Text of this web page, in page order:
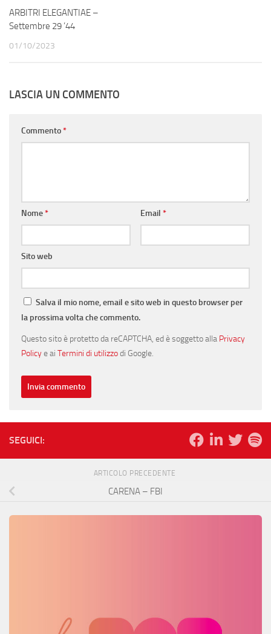
ARBITRI ELEGANTIAE –
Settembre 29 ’44
01/10/2023
LASCIA UN COMMENTO
Commento*
Nome* Email *
Sito web
Salva il mio nome, email e sito web in questo browser per
la prossima volta che commento.
Questo sito è protetto da reCAPTCHA, ed è soggetto alla Privacy
Policye ai Termini di utilizzodi Google.
SEGUICI:
ARTICOLO PRECEDENTE
CARENA – FBI